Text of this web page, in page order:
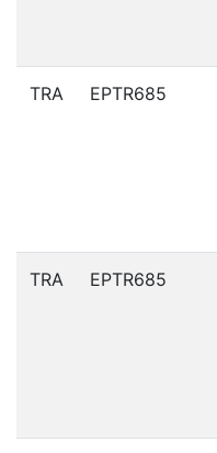
TRA EPTR685
TRA EPTR685